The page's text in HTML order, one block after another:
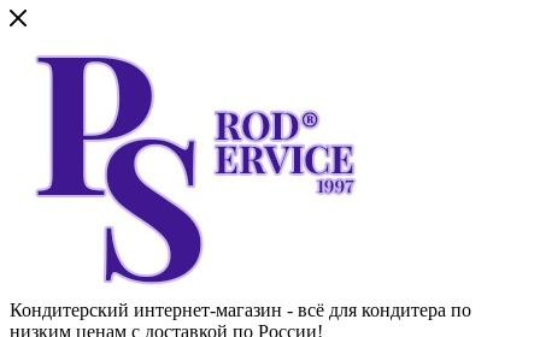
Кондитерский интернет-магазин - всё для кондитера по
низким ценам с доставкой по России!